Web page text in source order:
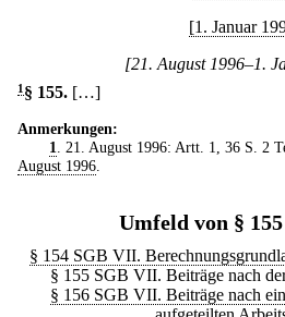
[1. Januar
[21. August 1996–1.
1 § 155. […]
Anmerkungen:
1
. 21. August 1996: Artt. 1, 36 S. 2
August 1996
Umfeld von §
§ 154 SGB VII.
§ 155 SGB VII. Beiträge nach
§ 156 SGB VII. Beiträge nach